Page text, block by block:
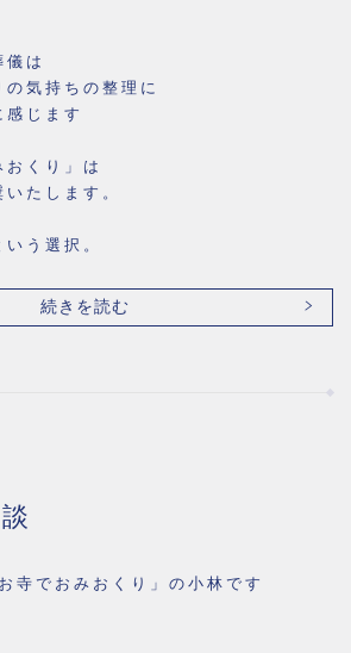
は
気持ちの整理に
じます
くり」は
たします。
う選択。
続きを読む
お寺でおみおくり」の小林です